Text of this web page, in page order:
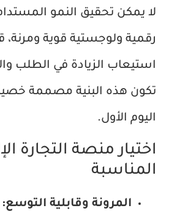
لا يمكن تحقيق النمو
رقمية ولوجستية قوية ومرنة،
استيعاب الزيادة في الطلب
تكون هذه البنية مصممة
اليوم الأول.
اختيار منصة التجارة
المناسبة
المرونة وقابلية التوسع: